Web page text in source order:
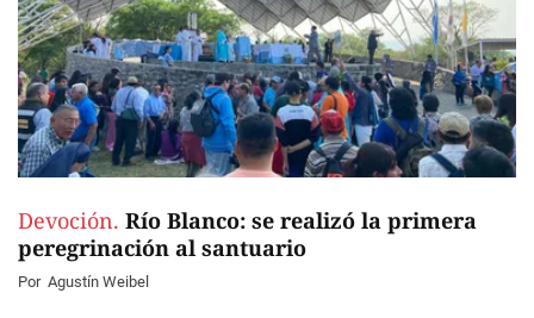
Devoción. Río Blanco: se realizó la primera
peregrinación al santuario
Por Agustín Weibel